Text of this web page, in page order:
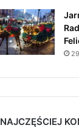
NAJCZĘŚCIEJ